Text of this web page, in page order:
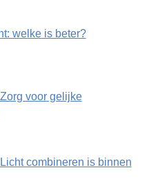
welke is beter?
voor gelijke
combineren is binnen